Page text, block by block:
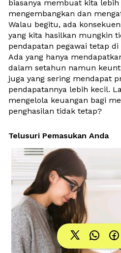
biasanya membuat kita lebih
mengembangkan dan
Walau begitu, ada
yang kita hasilkan mungkin
pendapatan pegawai tetap
Ada yang hanya
dalam setahun namun
juga yang sering mendapat
pendapatannya lebih kecil.
mengelola keuangan bagi
penghasilan tidak tetap?
Telusuri Pemasukan Anda